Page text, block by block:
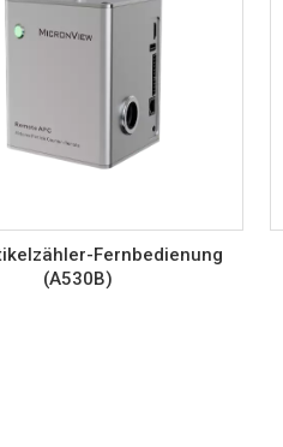
Fernbedienung
(A530B)